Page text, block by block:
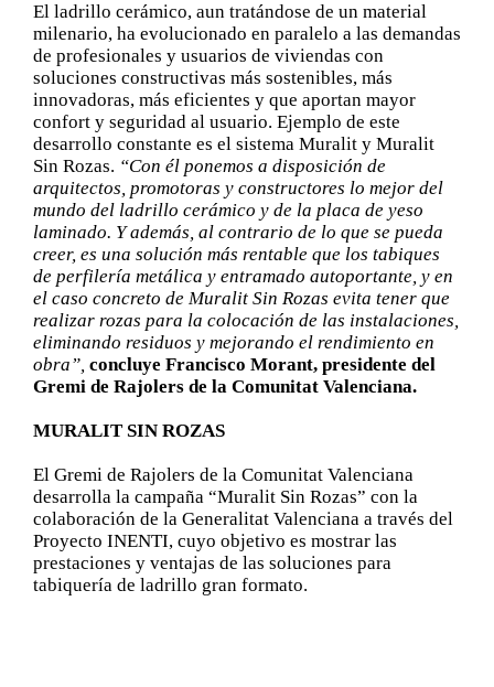
El ladrillo cerámico, aun tratándose de un material
milenario, ha evolucionado en paralelo a las demandas
de profesionales y usuarios de viviendas con
soluciones constructivas más sostenibles, más
innovadoras, más eficientes y que aportan mayor
confort y seguridad al usuario. Ejemplo de este
desarrollo constante es el sistema Muralit y Muralit
Sin Rozas. “Con él ponemos a disposición de
arquitectos, promotoras y constructores lo mejor del
mundo del ladrillo cerámico y de la placa de yeso
laminado. Y además, al contrario de lo que se pueda
creer, es una solución más rentable que los tabiques
de perfilería metálica y entramado autoportante, y en
el caso concreto de Muralit Sin Rozas evita tener que
realizar rozas para la colocación de las instalaciones,
eliminando residuos y mejorando el rendimiento en
obra”, concluye Francisco Morant, presidente del
Gremi de Rajolers de la Comunitat Valenciana.
MURALIT SIN ROZAS
El Gremi de Rajolers de la Comunitat Valenciana
desarrolla la campaña “Muralit Sin Rozas” con la
colaboración de la Generalitat Valenciana a través del
Proyecto INENTI, cuyo objetivo es mostrar las
prestaciones y ventajas de las soluciones para
tabiquería de ladrillo gran formato.